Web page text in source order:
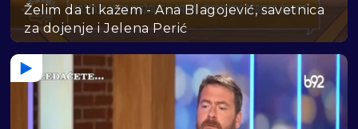
Želim da ti kažem - Ana Blagojević, savetnica
za dojenje i Jelena Perić